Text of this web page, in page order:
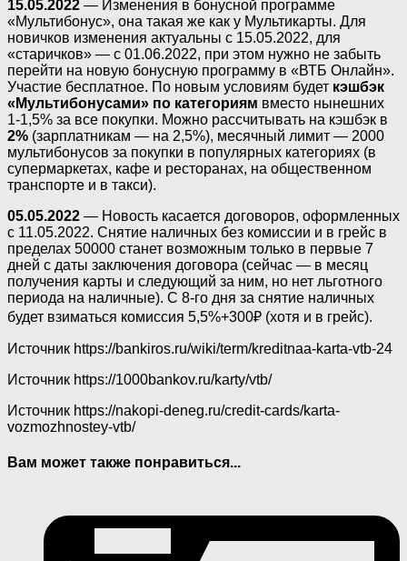
15.05.2022 — Изменения в бонусной программе
«Мультибонус», она такая же как у Мультикарты. Для
новичков изменения актуальны с 15.05.2022, для
«старичков» — с 01.06.2022, при этом нужно не забыть
перейти на новую бонусную программу в «ВТБ Онлайн».
Участие бесплатное. По новым условиям будет кэшбэк
«Мультибонусами» по категориям вместо нынешних
1-1,5% за все покупки. Можно рассчитывать на кэшбэк в
2% (зарплатникам — на 2,5%), месячный лимит — 2000
мультибонусов за покупки в популярных категориях (в
супермаркетах, кафе и ресторанах, на общественном
транспорте и в такси).
05.05.2022 — Новость касается договоров, оформленных
с 11.05.2022. Снятие наличных без комиссии и в грейс в
пределах 50000 станет возможным только в первые 7
дней с даты заключения договора (сейчас — в месяц
получения карты и следующий за ним, но нет льготного
периода на наличные). С 8-го дня за снятие наличных
будет взиматься комиссия 5,5%+300₽ (хотя и в грейс).
Источник https://bankiros.ru/wiki/term/kreditnaa-karta-vtb-24
Источник https://1000bankov.ru/karty/vtb/
Источник https://nakopi-deneg.ru/credit-cards/karta-
vozmozhnostey-vtb/
Вам может также понравиться...